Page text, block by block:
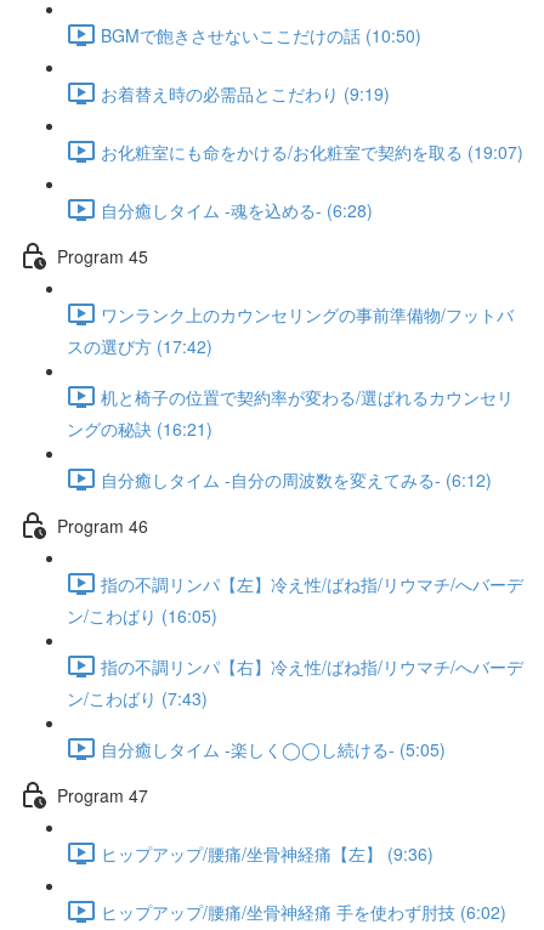
BGMで飽きさせないここだけの話 (10:50)
お着替え時の必需品とこだわり (9:19)
お化粧室にも命をかける/お化粧室で契約を取る (19:07)
自分癒しタイム -魂を込める- (6:28)
Program 45
ワンランク上のカウンセリングの事前準備物/フットバ
スの選び方 (17:42)
机と椅子の位置で契約率が変わる/選ばれるカウンセリ
ングの秘訣 (16:21)
自分癒しタイム -自分の周波数を変えてみる- (6:12)
Program 46
指の不調リンパ【左】冷え性/ばね指/リウマチ/へバーデ
ン/こわばり (16:05)
指の不調リンパ【右】冷え性/ばね指/リウマチ/へバーデ
ン/こわばり (7:43)
自分癒しタイム -楽しく◯◯し続ける- (5:05)
Program 47
ヒップアップ/腰痛/坐骨神経痛【左】 (9:36)
ヒップアップ/腰痛/坐骨神経痛 手を使わず肘技 (6:02)